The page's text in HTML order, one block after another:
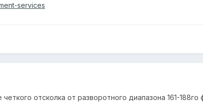
services
отсколка от разворотного диапазона 161-